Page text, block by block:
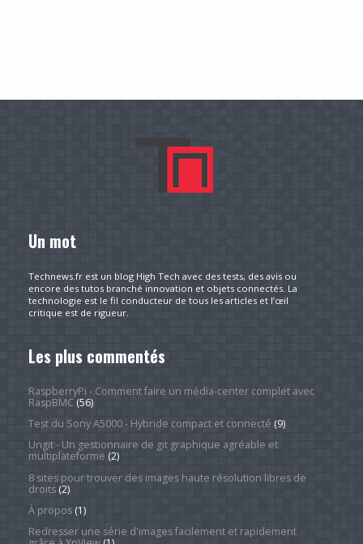
Un mot
Technews.fr est un blog High Tech avec des tests, des avis ou
encore des tutos branché innovation et objets connectés. La
technologie est le fil conducteur de tous les articles et l’œil
critique est de rigueur.
Les plus commentés
RaspberryPi - Comment faire un média-center complet avec
RaspBMC(56)
Test du Sony A5000 - Hybride compact et connecté (9)
Ungit - Un gestionnaire de git graphique agréable et
multiplateforme (2)
8 sites pour trouver des images haute résolution libres de
droits(2)
À propos(1)
Redresser une série d'images facilement et rapidement